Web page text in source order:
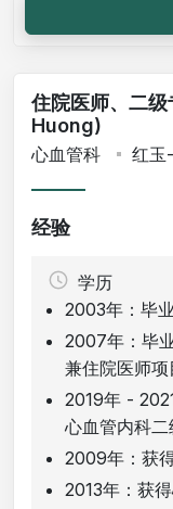
住院医师、二
Huong)
心血管科 红玉
经验
学历
2003年：毕
2007年：毕
兼住院医师项
2019年 -
心血管内科
2009年：获
2013年：获